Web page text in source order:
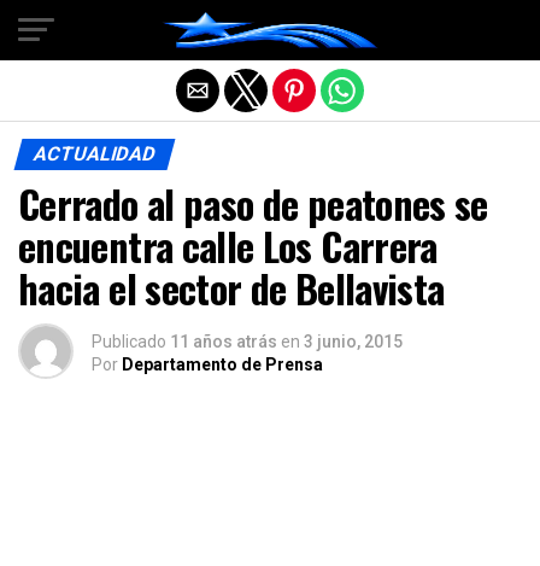
ACTUALIDAD
Cerrado al paso de peatones se
encuentra calle Los Carrera
hacia el sector de Bellavista
Publicado 11 años atrás en 3 junio, 2015
Por Departamento de Prensa
Salir de la versión móvil